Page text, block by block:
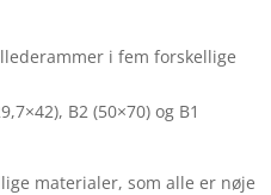
i fem forskellige
B2 (50×70) og B1
materialer, som alle er nøje